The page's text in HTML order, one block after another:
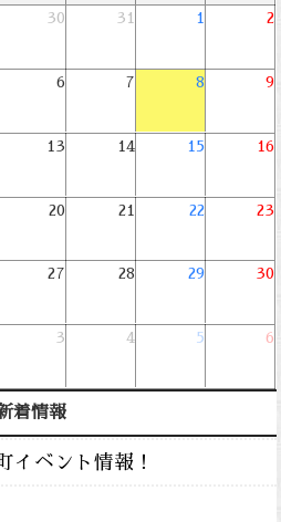
30 31 1 2
6 7 8 9
13 14 15 16
20 21 22 23
27 28 29 30
3 4 5 6
着情報
イベント情報！